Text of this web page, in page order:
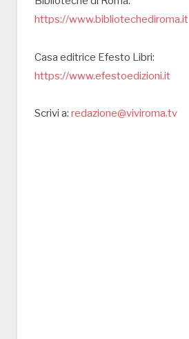
https://www.bibliotechediroma.it
Casa editrice Efesto Libri:
https://www.efestoedizioni.it
Scrivi a: redazione@viviroma.tv